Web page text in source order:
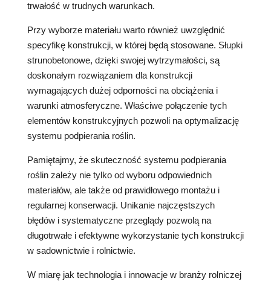
trwałość w trudnych warunkach.
Przy wyborze materiału warto również uwzględnić
specyfikę konstrukcji, w której będą stosowane. Słupki
strunobetonowe, dzięki swojej wytrzymałości, są
doskonałym rozwiązaniem dla konstrukcji
wymagających dużej odporności na obciążenia i
warunki atmosferyczne. Właściwe połączenie tych
elementów konstrukcyjnych pozwoli na optymalizację
systemu podpierania roślin.
Pamiętajmy, że skuteczność systemu podpierania
roślin zależy nie tylko od wyboru odpowiednich
materiałów, ale także od prawidłowego montażu i
regularnej konserwacji. Unikanie najczęstszych
błędów i systematyczne przeglądy pozwolą na
długotrwałe i efektywne wykorzystanie tych konstrukcji
w sadownictwie i rolnictwie.
W miarę jak technologia i innowacje w branży rolniczej